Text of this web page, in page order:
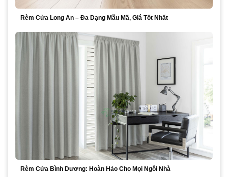
Rèm Cửa Long An – Đa Dạng Mẫu Mã, Giá Tốt Nhất
Rèm Cửa Bình Dương: Hoàn Hảo Cho Mọi Ngôi Nhà